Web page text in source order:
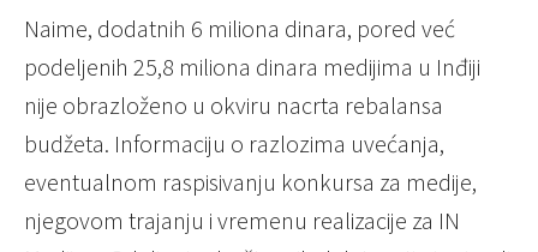
Naime, dodatnih 6 miliona dinara, pored već
podeljenih 25,8 miliona dinara medijima u Inđiji
nije obrazloženo u okviru nacrta rebalansa
budžeta. Informaciju o razlozima uvećanja,
eventualnom raspisivanju konkursa za medije,
njegovom trajanju i vremenu realizacije za IN